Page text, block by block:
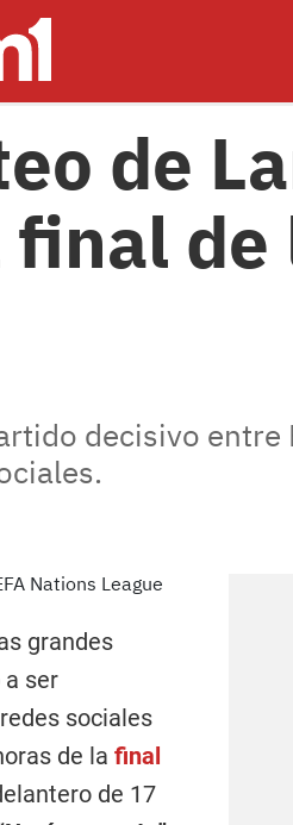
de
de
decisivo entre
grandes
ser
sociales
de la final
de 17